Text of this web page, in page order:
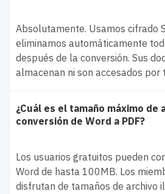
Absolutamente. Usamos cifrado
eliminamos automáticamente
después de la conversión. Sus
almacenan ni son accesados por
¿Cuál es el tamaño máximo de
conversión de Word a PDF?
Los usuarios gratuitos pueden
Word de hasta 100MB. Los
disfrutan de tamaños de archivo